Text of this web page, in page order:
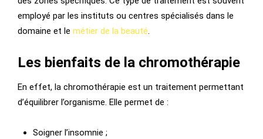
employé par les instituts ou centres spécialisés dans le
domaine et le métier de la beauté.
Les bienfaits de la chromothérapie
En effet, la chromothérapie est un traitement permettant
d’équilibrer l’organisme. Elle permet de :
Soigner l’insomnie ;